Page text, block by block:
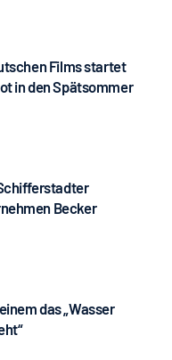
Films startet
in den Spätsommer
Becker
das „Wasser